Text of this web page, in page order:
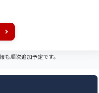
順次追加予定です。